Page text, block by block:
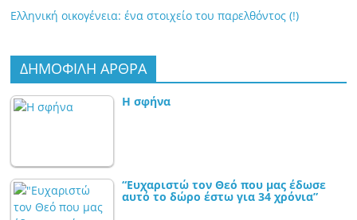
Ελληνική οικογένεια: ένα στοιχείο του παρελθόντος (!)
ΔΗΜΟΦΙΛΗ ΑΡΘΡΑ
Η σφήνα
“Ευχαριστώ τον Θεό που μας έδωσε
αυτό το δώρο έστω για 34 χρόνια”